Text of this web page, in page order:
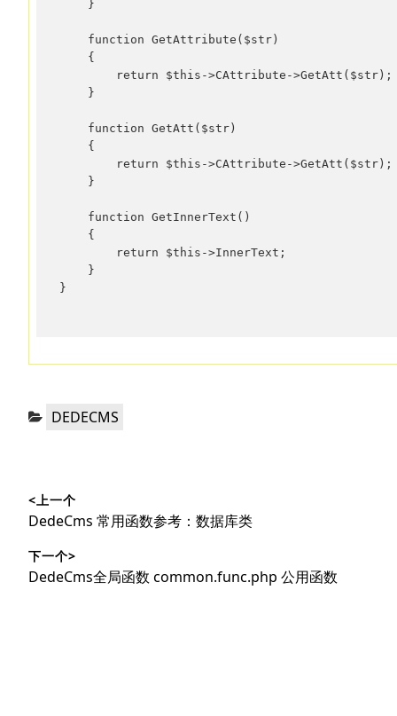
    }
    function GetAttribute($str)
    {
        return $this->CAttribute->GetAtt($str);
    }
    function GetAtt($str)
    {
        return $this->CAttribute->GetAtt($str);
    }
    function GetInnerText()
    {
        return $this->InnerText;
    }
}
分
DEDECMS
章
导
航
<上一个
上
文
章：
DedeCms 常用函数参考：数据库类
下一个>
下
DedeCms全局函数 common.func.php 公用函数